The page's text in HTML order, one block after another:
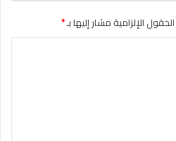
الحقول الإلزامية مشار إليها بـ*